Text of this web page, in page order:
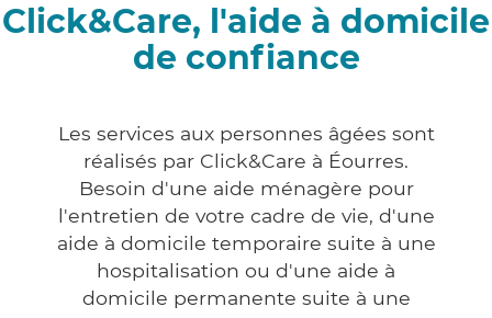
Click&Care, l'aide à domicile
de confiance
Les services aux personnes âgées sont
réalisés par Click&Care à Éourres.
Besoin d'une aide ménagère pour
l'entretien de votre cadre de vie, d'une
aide à domicile temporaire suite à une
hospitalisation ou d'une aide à
domicile permanente suite à une